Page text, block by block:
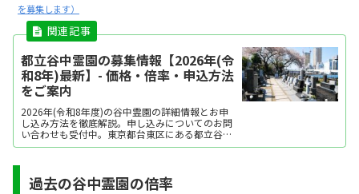
を募集します）
都立谷中霊園の募集情報【2026年(令
和8年)最新】- 価格・倍率・申込方法
をご案内
2026年(令和8年度)の谷中霊園の詳細情報とお申
し込み方法を徹底解説。申し込みについてのお問
い合わせも受付中。東京都台東区にある都立谷中
霊園では、多様な埋葬方法を提供しています。
過去の谷中霊園の倍率